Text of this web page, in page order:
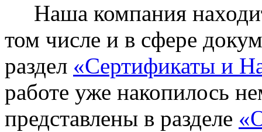
Наша компания
том числе и в сфере
раздел «Сертификаты и
работе уже накопилось
представлены в разделе